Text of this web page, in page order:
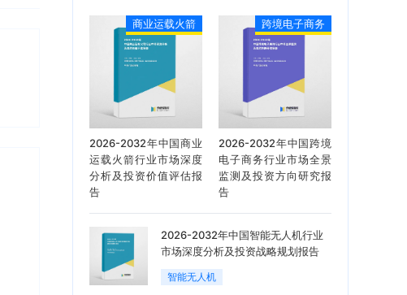
商业运载火箭
2026-2032年中国商业
运载火箭行业市场深度
分析及投资价值评估报
告
跨境电子商务
2026-2032年中国跨境
电子商务行业市场全景
监测及投资方向研究报
告
2026-2032年中国智能无人机行业
市场深度分析及投资战略规划报告
智能无人机